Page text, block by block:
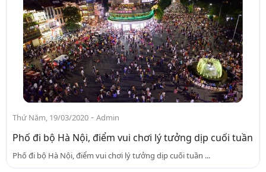
Thứ Năm, 19/03/2020 - Admin
Phố đi bộ Hà Nội, điểm vui chơi lý tưởng dịp cuối tuần
Phố đi bộ Hà Nội, điểm vui chơi lý tưởng dịp cuối tuần ...